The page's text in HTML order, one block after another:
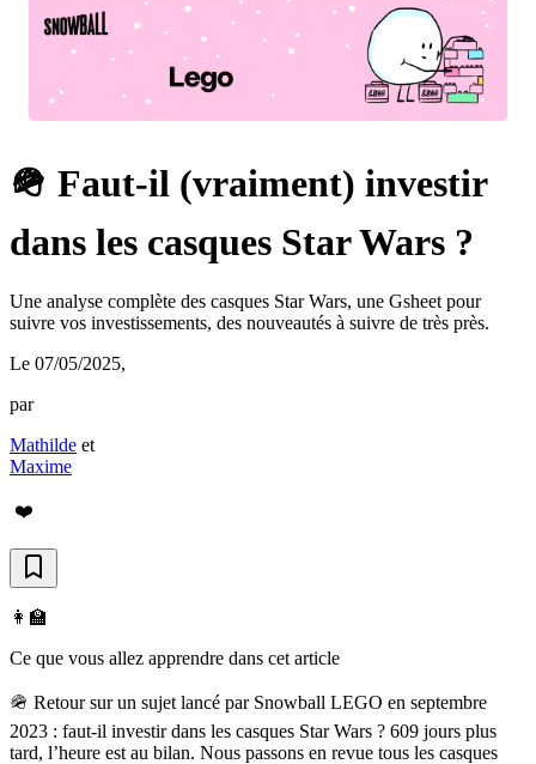
🪖 Faut-il (vraiment) investir
dans les casques Star Wars ?
Une analyse complète des casques Star Wars, une Gsheet pour
suivre vos investissements, des nouveautés à suivre de très près.
Le 07/05/2025,
par
Mathilde et
Maxime
❤️
👩‍🏫
Ce que vous allez apprendre dans cet article
🪖 Retour sur un sujet lancé par Snowball LEGO en septembre
2023 : faut-il investir dans les casques Star Wars ? 609 jours plus
tard, l’heure est au bilan. Nous passons en revue tous les casques